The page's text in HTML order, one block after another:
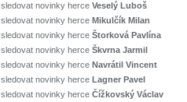
sledovat novinky herce Veselý Luboš
sledovat novinky herce Mikulčík Milan
sledovat novinky herce Štorková Pavlína
sledovat novinky herce Škvrna Jarmil
sledovat novinky herce Navrátil Vincent
sledovat novinky herce Lagner Pavel
sledovat novinky herce Čížkovský Václav